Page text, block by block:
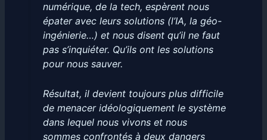
numérique, de la tech, espèrent nous
épater avec leurs solutions (l’IA, la géo-
ingénierie…) et nous disent qu’il ne faut
pas s’inquiéter. Qu’ils ont les solutions
pour nous sauver.
Résultat, il devient toujours plus difficile
de menacer idéologiquement le système
dans lequel nous vivons et nous
sommes confrontés à deux dangers